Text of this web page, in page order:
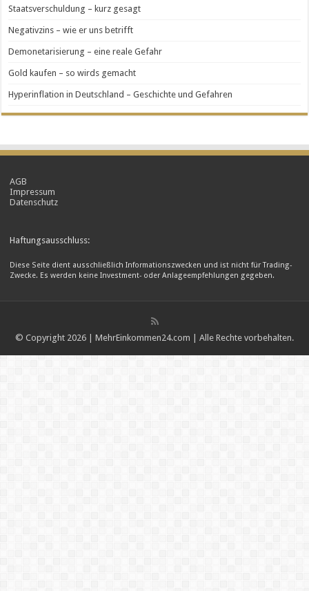
Staatsverschuldung – kurz gesagt
Negativzins – wie er uns betrifft
Demonetarisierung – eine reale Gefahr
Gold kaufen – so wirds gemacht
Hyperinflation in Deutschland – Geschichte und Gefahren
AGB
Impressum
Datenschutz
Haftungsausschluss:
Diese Seite dient ausschließlich Informationszwecken und ist nicht für Trading-
Zwecke. Es werden keine Investment- oder Anlageempfehlungen gegeben.
© Copyright 2026 | MehrEinkommen24.com | Alle Rechte vorbehalten.